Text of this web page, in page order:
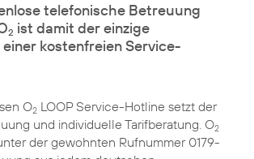
telefonische Betreuung
2 ist damit der einzige
kostenfreien Service-
O2 LOOP Service-Hotline setzt der
und individuelle Tarifberatung. O2
der gewohnten Rufnummer 0179-